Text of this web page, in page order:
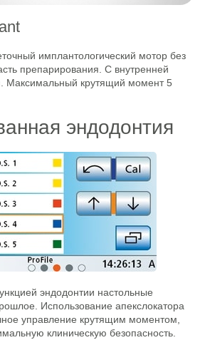
имплантологический мотор без
препарирования. С внутренней
Максимальный крутящий момент 5
эндодонтия
эндодонтии настольные
Использование апекслокатора
управление крутящим моментом,
клиническую безопасность.